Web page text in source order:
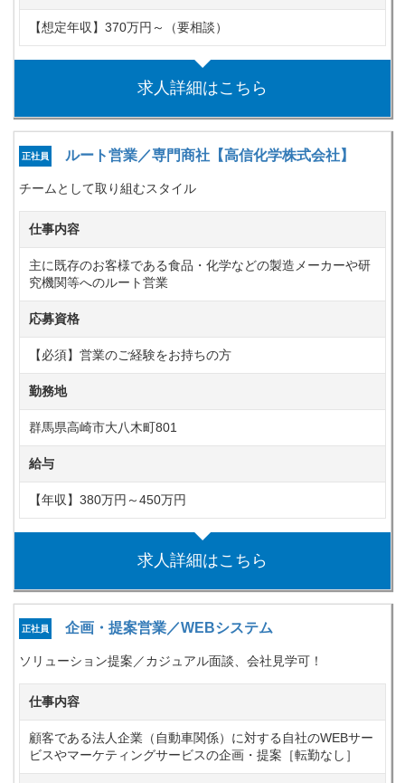
【想定年収】370万円～（要相談）
求人詳細はこちら
正社員 ルート営業／専門商社【高信化学株式会社】
チームとして取り組むスタイル
仕事内容
主に既存のお客様である食品・化学などの製造メーカーや研
究機関等へのルート営業
応募資格
【必須】営業のご経験をお持ちの方
勤務地
群馬県高崎市大八木町801
給与
【年収】380万円～450万円
求人詳細はこちら
正社員 企画・提案営業／WEBシステム
ソリューション提案／カジュアル面談、会社見学可！
仕事内容
顧客である法人企業（自動車関係）に対する自社のWEBサー
ビスやマーケティングサービスの企画・提案［転勤なし］